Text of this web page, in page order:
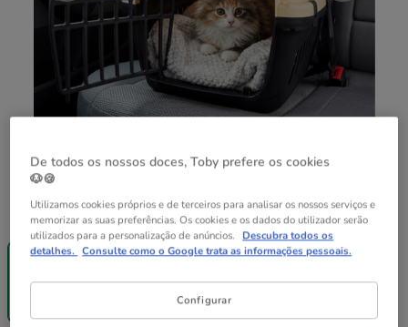
Tamanho:46 x 31 x 32 cm Guia de tamanhos
cm
Entrega
Grátis
Entrega
Grátis
De todos os nossos doces, Toby prefere os cookies
🐶🍪
Utilizamos cookies próprios e de terceiros para analisar os nossos serviços e
memorizar as suas preferências. Os cookies e os dados do utilizador serão
utilizados para a personalização de anúncios. Descubra todos os
detalhes. Consulte como o Google trata as informações pessoais.
Configurar